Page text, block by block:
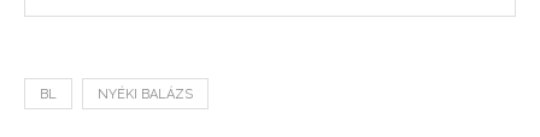
BL NYÉKI BALÁZS